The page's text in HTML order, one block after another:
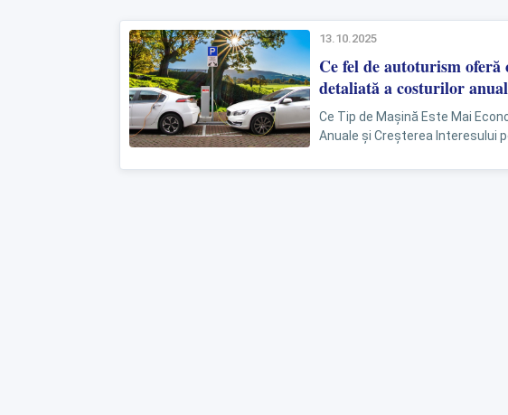
13.10.2025
Ce fel de autoturism oferă
detaliată a costurilor
Ce Tip de Mașină Este Mai
Anuale și Creșterea Interesului